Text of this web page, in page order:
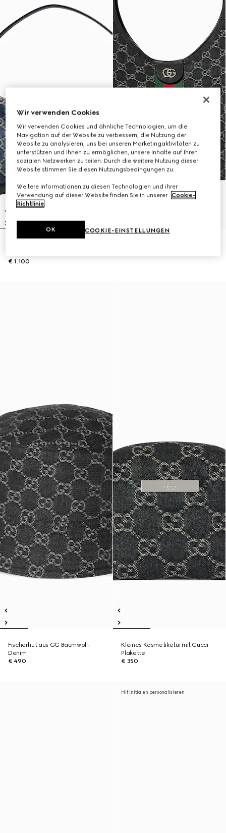
€ 1.100
Fischerhut aus GG Baumwoll-
Denim
€ 490
Kleines Kosmetiketui mit Gucci
Plakette
€ 350
Mit Initialen personalisieren
Wir verwenden Cookies
Wir verwenden Cookies und ähnliche Technologien, um die
Navigation auf der Website zu verbessern, die Nutzung der
Website zu analysieren, uns bei unseren Marketingaktivitäten zu
unterstützen und Ihnen zu ermöglichen, unsere Inhalte auf Ihren
sozialen Netzwerken zu teilen. Durch die weitere Nutzung dieser
Website stimmen Sie diesen Nutzungsbedingungen zu.
Weitere Informationen zu diesen Technologien und ihrer
Verwendung auf dieser Website finden Sie in unserer Cookie-
Richtlinie.
COOKIE-EINSTELLUNGEN
OK